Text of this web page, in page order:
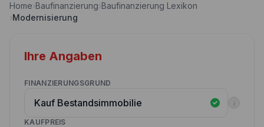
Nebenkostenrechner
Annuitätenrechner
Wettbewerbe
Kunden werben Kunden
Home›Baufinanzierung›Baufinanzierung Lexikon
›Modernisierung
Ihre Angaben
FINANZIERUNGSGRUND
i
KAUFPREIS